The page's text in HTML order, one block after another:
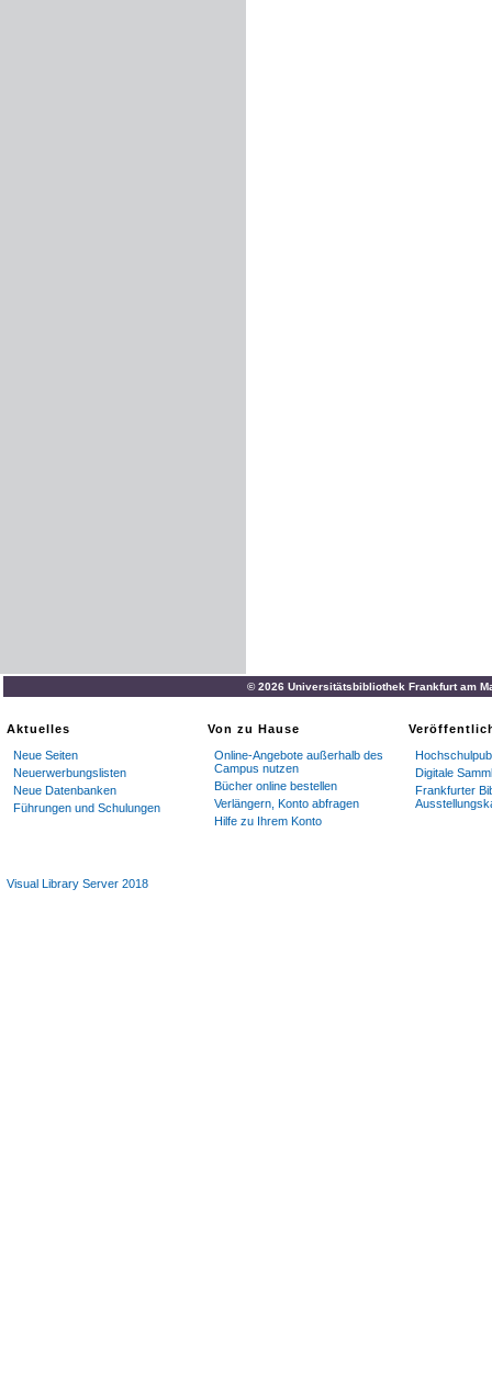
© 2026 Universitätsbibliothek Frankfurt am
Aktuelles
Neue Seiten
Neuerwerbungslisten
Neue Datenbanken
Führungen und Schulungen
Von zu Hause
Online-Angebote außerhalb des
Campus nutzen
Bücher online bestellen
Verlängern, Konto abfragen
Hilfe zu Ihrem Konto
Digitale
Frankfurter
Visual Library Server 2018